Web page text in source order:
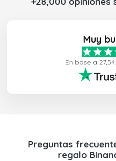
Muy
En base a
Preguntas
regalo